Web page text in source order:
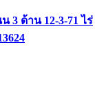
ด้าน 12-3-71 ไร่